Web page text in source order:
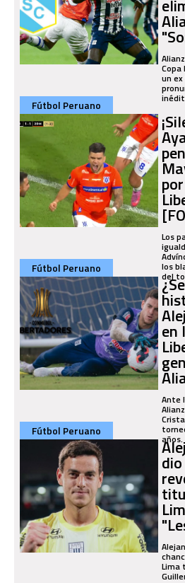
Copa
un
Fútbol Peruano
Los
los
del
Fútbol Peruano
en
Ante
años.
Fútbol Peruano
Lima